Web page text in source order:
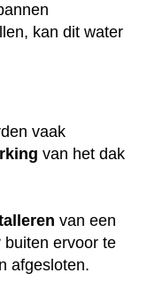
kan dit water
vaak
van het dak
van een
buiten ervoor te
afgesloten.